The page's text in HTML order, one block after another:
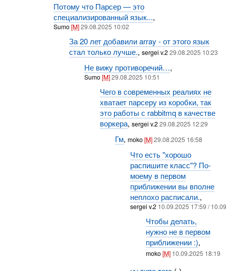
Потому что Парсер — это
специализированный язык...,
Sumo[M]29.08.2025 10:02
За 20 лет добавили array - от этого язык
стал только лучше., sergei v.229.08.2025 10:23
Не вижу противоречий…,
Sumo[M]29.08.2025 10:51
Чего в современных реалиях не
хватает парсеру из коробки, так
это работы с rabbitmq в качестве
воркера, sergei v.229.08.2025 12:29
Гм, moko[M]29.08.2025 16:58
Что есть "хорошо
распишите класс"? По-
моему в первом
приближении вы вполне
неплохо расписали.,
sergei v.2 10.09.2025 17:59 /
Чтобы делать,
нужно не в первом
приближении :),
moko[M] 10.09.2025 18:19